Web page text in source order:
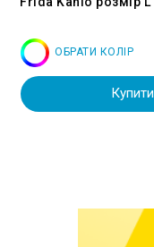
ОБРАТИ КОЛІР
Купити